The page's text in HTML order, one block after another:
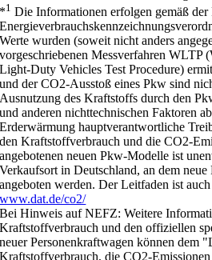
*1 Die Informationen erfolgen gemäß
Werte wurden (soweit nicht anders
vorgeschriebenen Messverfahren WLTP
Light-Duty Vehicles Test Procedure)
und der CO2-Ausstoß eines Pkw sind
Ausnutzung des Kraftstoffs durch den
und anderen nichttechnischen Faktoren
Erderwärmung hauptverantwortliche
den Kraftstoffverbrauch und die CO2-
angebotenen neuen Pkw-Modelle ist
Verkaufsort in Deutschland, an dem neue
angeboten werden. Der Leitfaden ist
www.dat.de/co2/
Bei Hinweis auf NEFZ: Weitere
Kraftstoffverbrauch und den offiziellen
neuer Personenkraftwagen können dem
Kraftstoffverbrauch, die CO2-